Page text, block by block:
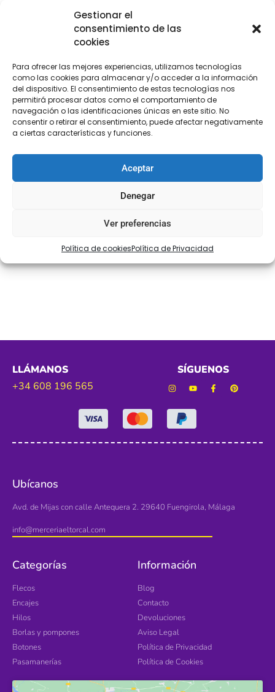
Gestionar el
consentimiento de las
cookies
Para ofrecer las mejores experiencias, utilizamos tecnologías
como las cookies para almacenar y/o acceder a la información
del dispositivo. El consentimiento de estas tecnologías nos
permitirá procesar datos como el comportamiento de
navegación o las identificaciones únicas en este sitio. No
consentir o retirar el consentimiento, puede afectar negativamente
a ciertas características y funciones.
Aceptar
Denegar
Ver preferencias
Política de cookiesPolítica de Privacidad
Descripción
Información adicional
Descripción
Lazo de fantasía de navidad con texto de «Feliz
navidad» escrito en varios idiomas
LLÁMANOS
+34 608 196 565
SÍGUENOS
Ubícanos
Avd. de Mijas con calle Antequera 2. 29640 Fuengirola, Málaga
info@merceriaeltorcal.com
Categorías
Flecos
Encajes
Hilos
Borlas y pompones
Botones
Pasamanerías
Información
Blog
Contacto
Devoluciones
Aviso Legal
Política de Privacidad
Política de Cookies